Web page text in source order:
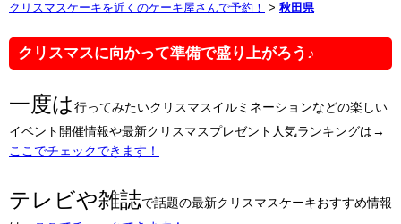
クリスマスケーキを近くのケーキ屋さんで予約！ > 秋田県
クリスマスに向かって準備で盛り上がろう♪
一度は行ってみたいクリスマスイルミネーションなどの楽しい
イベント開催情報や最新クリスマスプレゼント人気ランキングは→
ここでチェックできます！
テレビや雑誌で話題の最新クリスマスケーキおすすめ情報